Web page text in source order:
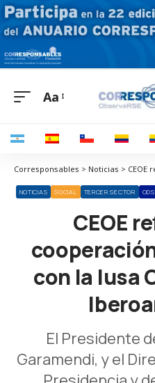
Aa
NOTICIAS SOCIAL TERCER SECTOR
CEOE
con la lusa
El Presidente
Garamendi, y el